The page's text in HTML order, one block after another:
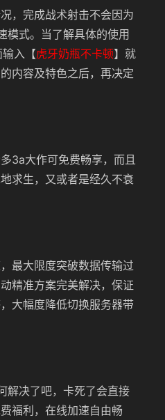
，完成战术射击不会因为
模式。当了解具体的使用
输入【虎牙奶瓶不卡顿】就
内容及特色之后，再决定
3a大作可免费畅享，而且
求生，又或者是经久不衰
最大限度突破数据传输过
精准方案完美解决，保证
大幅度降低切换服务器带
解决了吧，卡死了会直接
福利，在线加速自由畅